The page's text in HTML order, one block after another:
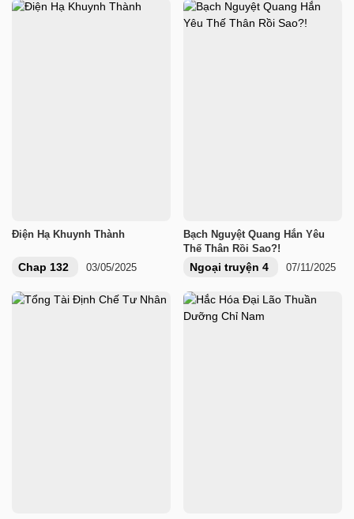
Điện Hạ Khuynh Thành
Chap 132 03/05/2025
Bạch Nguyệt Quang Hắn Yêu
Thế Thân Rồi Sao?!
Ngoại truyện 4 07/11/2025